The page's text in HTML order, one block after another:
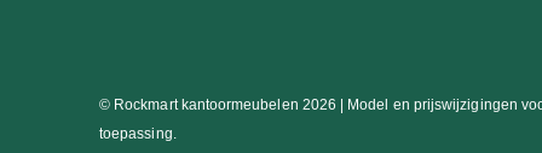
© Rockmart kantoormeubelen 2026 | Model en prijswijzigingen
toepassing.